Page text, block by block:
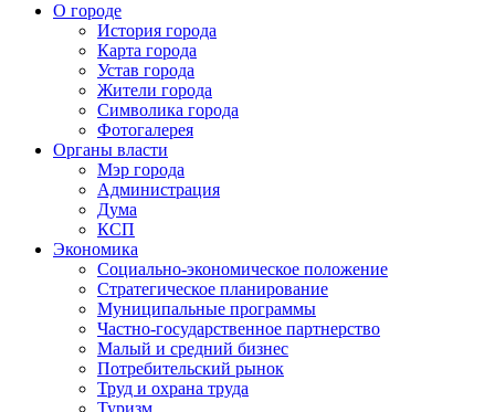
О городе
История города
Карта города
Устав города
Жители города
Символика города
Фотогалерея
Органы власти
Мэр города
Администрация
Дума
КСП
Экономика
Социально-экономическое положение
Стратегическое планирование
Муниципальные программы
Частно-государственное партнерство
Малый и средний бизнес
Потребительский рынок
Труд и охрана труда
Туризм